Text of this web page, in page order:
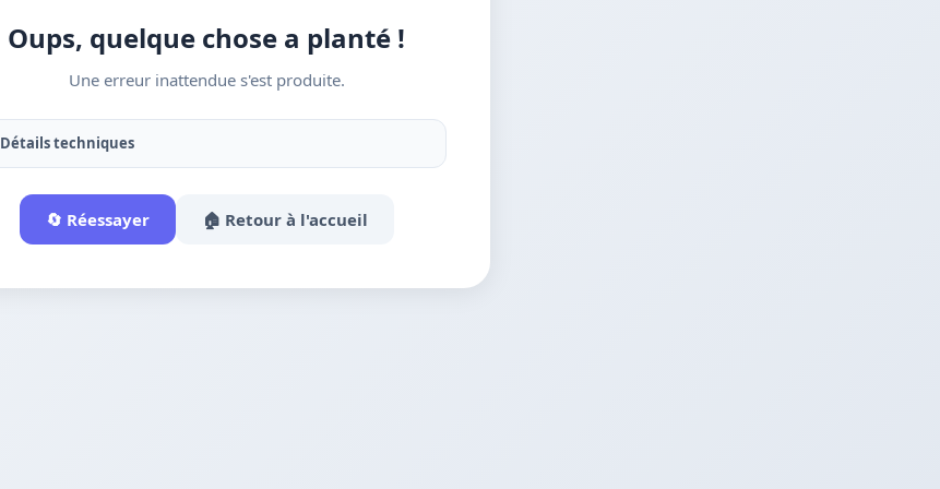
Oups, quelque chose a planté !
Une erreur inattendue s'est produite.
Détails techniques
🔄 Réessayer 🏠 Retour à l'accueil